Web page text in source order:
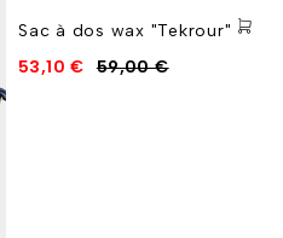
Sac à dos wax "Tekrour"
59,00€
53,10€